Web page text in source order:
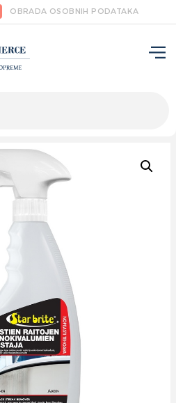
OBRADA OSOBNIH PODATAKA